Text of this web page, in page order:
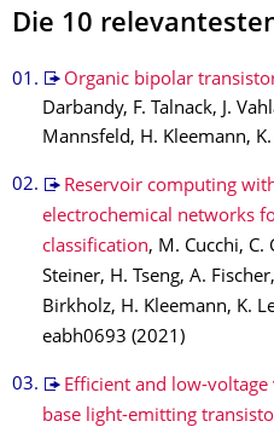
Die 10
Organic bipolar
Darbandy, F. Talnack, J.
Mannsfeld, H. Kleemann,
Reservoir computing
electrochemical networks
classification, M. Cucchi, C.
Steiner, H. Tseng, A.
Birkholz, H. Kleemann, K.
eabh0693 (2021)
Efficient and low-
base light-emitting